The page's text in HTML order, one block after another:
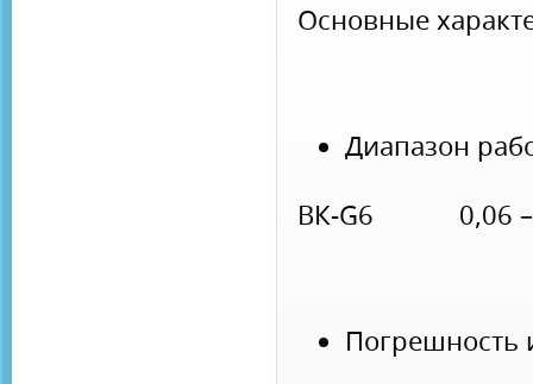
Основные
Диапазон
ВК-G6 0,06 –
Погрешность